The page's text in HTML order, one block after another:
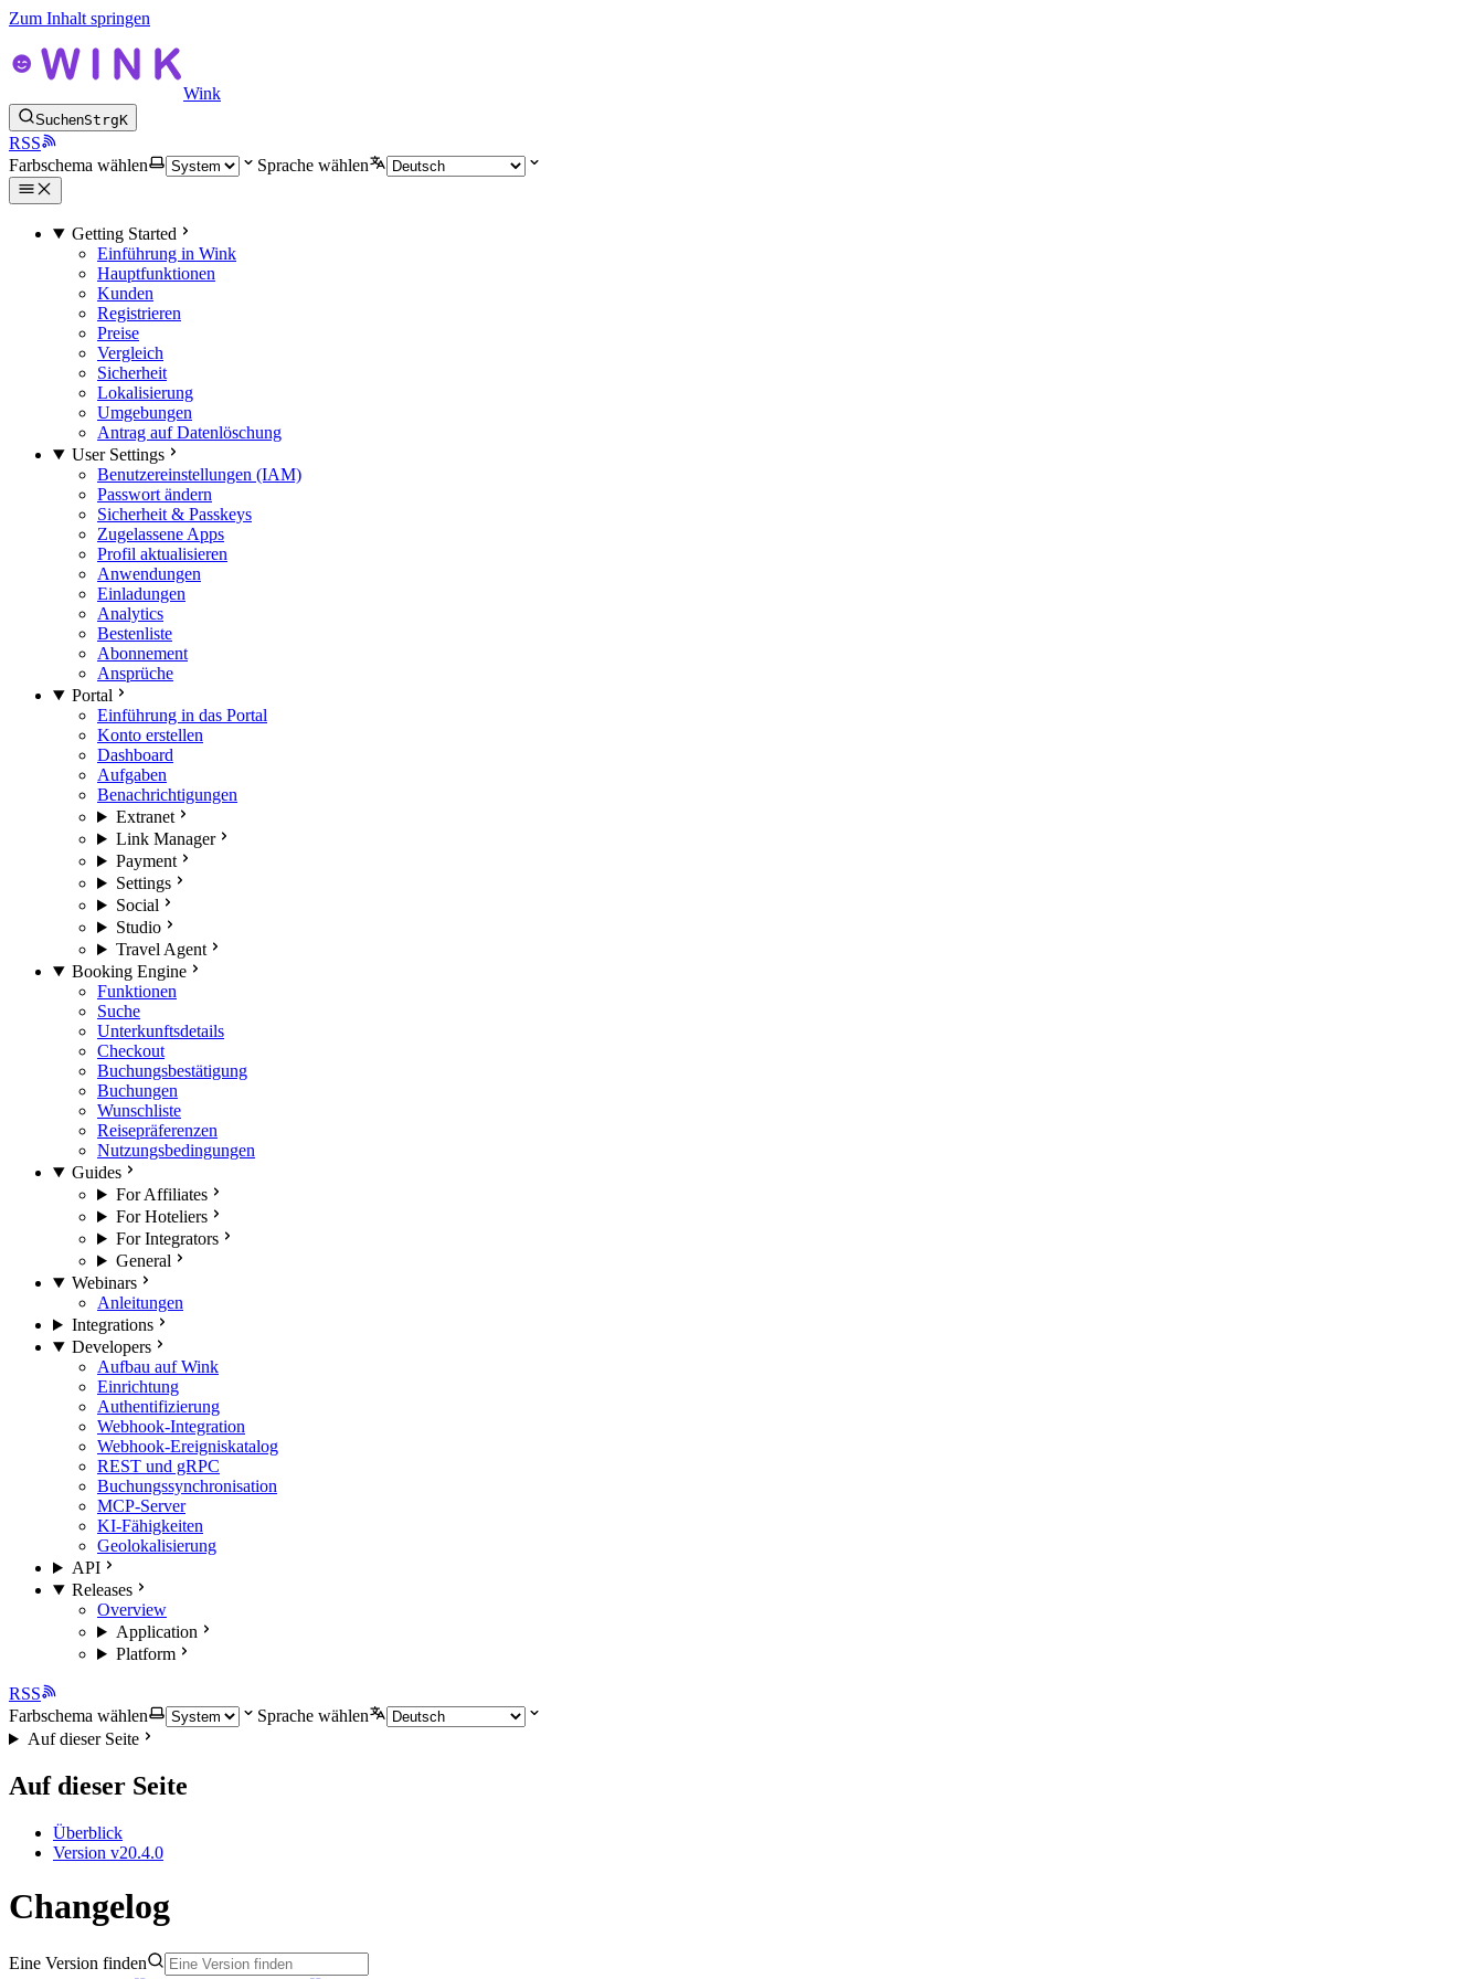
Zum Inhalt springen
Wink
SuchenStrgK
RSS
Farbschema wählen
Sprache wählen
Getting Started
Einführung in Wink
Hauptfunktionen
Kunden
Registrieren
Preise
Vergleich
Sicherheit
Lokalisierung
Umgebungen
Antrag auf Datenlöschung
User Settings
Benutzereinstellungen (IAM)
Passwort ändern
Sicherheit & Passkeys
Zugelassene Apps
Profil aktualisieren
Anwendungen
Einladungen
Analytics
Bestenliste
Abonnement
Ansprüche
Portal
Einführung in das Portal
Konto erstellen
Dashboard
Aufgaben
Benachrichtigungen
Extranet
Link Manager
Payment
Settings
Social
Studio
Travel Agent
Booking Engine
Funktionen
Suche
Unterkunftsdetails
Checkout
Buchungsbestätigung
Buchungen
Wunschliste
Reisepräferenzen
Nutzungsbedingungen
Guides
For Affiliates
For Hoteliers
For Integrators
General
Webinars
Anleitungen
Integrations
Developers
Aufbau auf Wink
Einrichtung
Authentifizierung
Webhook-Integration
Webhook-Ereigniskatalog
REST und gRPC
Buchungssynchronisation
MCP-Server
KI-Fähigkeiten
Geolokalisierung
API
Releases
Overview
Application
Platform
RSS
Farbschema wählen
Sprache wählen
Auf dieser Seite
Auf dieser Seite
Überblick
Version v20.4.0
Changelog
Eine Version finden